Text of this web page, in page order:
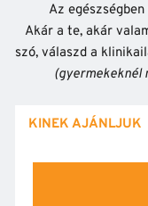
Az
Akár a te, akár
(gyermekeknél
KINEK AJÁNLJUK